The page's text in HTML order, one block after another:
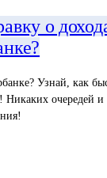
о
Узнай, как
Никаких очередей и